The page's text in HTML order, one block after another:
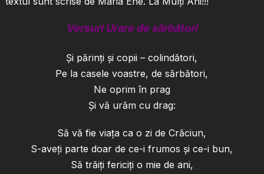
Versuri Urare de sărbători
Şi părinţi şi copii – colindători,
Pe la casele voastre, de sărbători,
Ne oprim în prag
Şi vă urăm cu drag:
Să vă fie viaţa ca o zi de Crăciun,
S-aveţi parte doar de ce-i frumos şi ce-i bun,
Să trăiţi fericiţi o mie de ani,